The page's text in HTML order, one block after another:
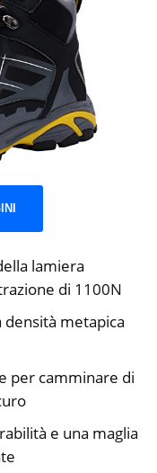
lamiera
di 1100N
metapica
per camminare di
e una maglia